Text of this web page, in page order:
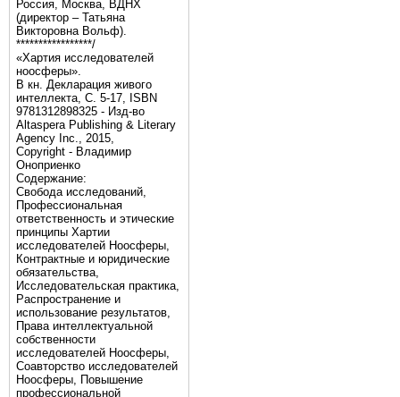
Россия, Москва, ВДНХ
(директор – Татьяна
Викторовна Вольф).
*****************/
«Хартия исследователей
ноосферы».
В кн. Декларация живого
интеллекта, С. 5-17, ISBN
9781312898325 - Изд-во
Altaspera Publishing & Literary
Agency Inc., 2015,
Copyright - Владимир
Оноприенко
Содержание:
Свобода исследований,
Профессиональная
ответственность и этические
принципы Хартии
исследователей Ноосферы,
Контрактные и юридические
обязательства,
Исследовательская практика,
Распространение и
использование результатов,
Права интеллектуальной
собственности
исследователей Ноосферы,
Соавторство исследователей
Ноосферы, Повышение
профессиональной